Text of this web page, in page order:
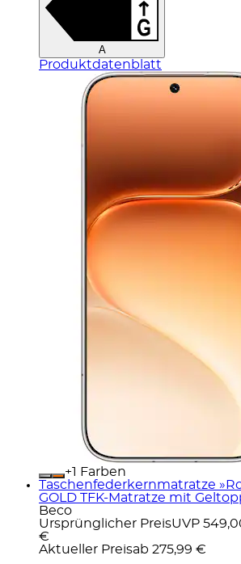
A
Produktdatenblatt
+
Farben
Taschenfederkernmatratze
GOLD TFK-Matratze mit
Beco
Ursprünglicher PreisUVP
€
Aktueller Preisab 275,99 €